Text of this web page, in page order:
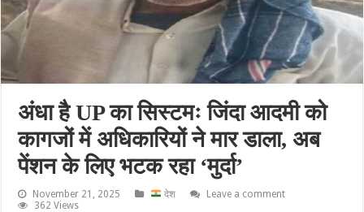
अंधा है UP का सिस्टमः जिंदा आदमी को
कागजों में अधिकारियों ने मार डाला, अब
पेंशन के लिए भटक रहा ‘मुर्दा’
November 21, 2025 देश
Leave a comment
362 Views